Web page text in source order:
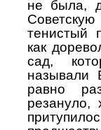
не была,
тенистый
как
сад,
называли
равно